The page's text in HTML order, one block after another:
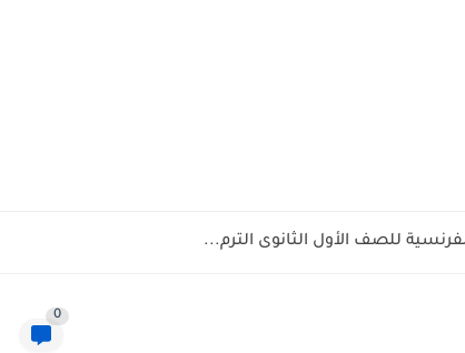
للصف الأول الثانوى الترم...
0